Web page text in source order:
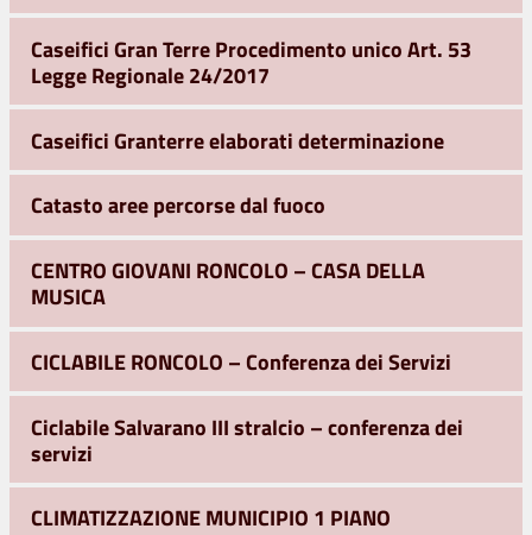
Caseifici Gran Terre Procedimento unico Art. 53
Legge Regionale 24/2017
Caseifici Granterre elaborati determinazione
Catasto aree percorse dal fuoco
CENTRO GIOVANI RONCOLO – CASA DELLA
MUSICA
CICLABILE RONCOLO – Conferenza dei Servizi
Ciclabile Salvarano III stralcio – conferenza dei
servizi
CLIMATIZZAZIONE MUNICIPIO 1 PIANO